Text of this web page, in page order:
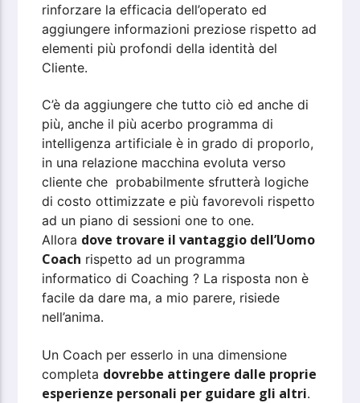
rinforzare la efficacia dell’operato ed
aggiungere informazioni preziose rispetto ad
elementi più profondi della identità del
Cliente.
C’è da aggiungere che tutto ciò ed anche di
più, anche il più acerbo programma di
intelligenza artificiale è in grado di proporlo,
in una relazione macchina evoluta verso
cliente che probabilmente sfrutterà logiche
di costo ottimizzate e più favorevoli rispetto
ad un piano di sessioni one to one.
Allora dove trovare il vantaggio dell’Uomo
Coach rispetto ad un programma
informatico di Coaching ? La risposta non è
facile da dare ma, a mio parere, risiede
nell’anima.
Un Coach per esserlo in una dimensione
completa dovrebbe attingere dalle proprie
esperienze personali per guidare gli altri.